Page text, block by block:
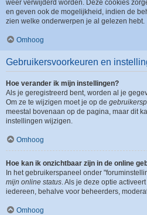
weer verwijderd worden. Deze cookies
en geven ook de mogelijkheid, indien de
zien welke onderwerpen je al gelezen hebt.
Omhoog
Gebruikersvoorkeuren en
Hoe verander ik mijn instellingen?
Als je geregistreerd bent, worden al je
Om ze te wijzigen moet je op de
meestal bovenaan op de pagina, maar dit
instellingen wijzigen.
Omhoog
Hoe kan ik onzichtbaar zijn in de online
In het gebruikerspaneel onder
mijn online status. Als je deze optie
iedereen, behalve voor beheerders,
Omhoog